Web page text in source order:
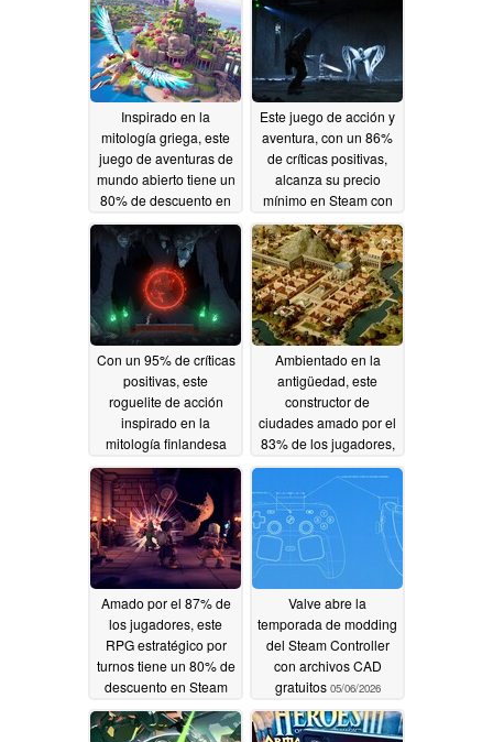
Inspirado en la
mitología griega, este
juego de aventuras de
mundo abierto tiene un
80% de descuento en
Steam05/15/2026
Este juego de acción y
aventura, con un 86%
de críticas positivas,
alcanza su precio
mínimo en Steam con
un 60% de descuento
05/13/2026
Con un 95% de críticas
positivas, este
roguelite de acción
inspirado en la
mitología finlandesa
tiene un 60% de
descuento en Steam
05/10/2026
Ambientado en la
antigüedad, este
constructor de
ciudades amado por el
83% de los jugadores,
tiene un 50% de
descuento en Steam
05/09/2026
Amado por el 87% de
los jugadores, este
RPG estratégico por
turnos tiene un 80% de
descuento en Steam
05/08/2026
Valve abre la
temporada de modding
del Steam Controller
con archivos CAD
gratuitos 05/06/2026